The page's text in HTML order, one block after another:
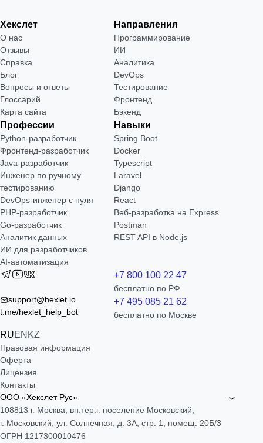
Хекслет
О нас
Отзывы
Справка
Блог
Вопросы и ответы
Глоссарий
Карта сайта
Направления
Программирование
ИИ
Аналитика
DevOps
Тестирование
Фронтенд
Бэкенд
Профессии
Python-разработчик
Фронтенд-разработчик
Java-разработчик
Инженер по ручному
тестированию
DevOps-инженер с нуля
РНР-разработчик
Go-разработчик
Аналитик данных
ИИ для разработчиков
AI-автоматизация
Навыки
Spring Boot
Docker
Typescript
Laravel
Django
React
Веб-разработка на Express
Postman
REST API в Node.js
support@hexlet.io
t.me/hexlet_help_bot
RUEN KZ
+7 800 100 22 47
бесплатно по РФ
+7 495 085 21 62
бесплатно по Москве
Правовая информация
Оферта
Лицензия
Контакты
ООО «Хекслет Рус»
108813 г. Москва, вн.тер.г. поселение Московский,
г. Московский, ул. Солнечная, д. 3А, стр. 1, помещ. 20Б/3
ОГРН 1217300010476